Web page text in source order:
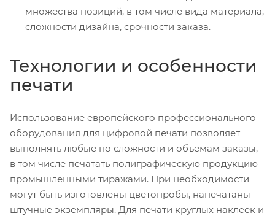
множества позиций, в том числе вида материала,
сложности дизайна, срочности заказа.
Технологии и особенности
печати
Использование европейского профессионального
оборудования для цифровой печати позволяет
выполнять любые по сложности и объемам заказы,
в том числе печатать полиграфическую продукцию
промышленными тиражами. При необходимости
могут быть изготовлены цветопробы, напечатаны
штучные экземпляры. Для печати круглых наклеек и